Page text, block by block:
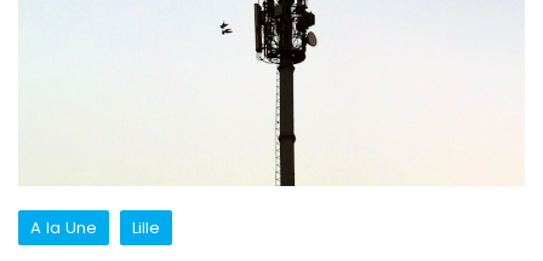
A la Une Lille